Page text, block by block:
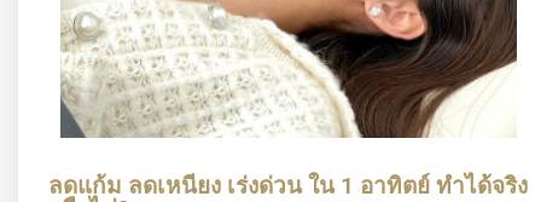
ลดแก้ม ลดเหนียง เร่งด่วน ใน 1 อาทิตย์ ทำได้จริง